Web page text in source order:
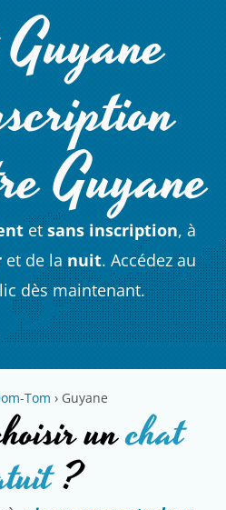
Guyane
etsans inscription, à
et de lanuit. Accédez au
dès maintenant.
Tom › Guyane
unchat
?